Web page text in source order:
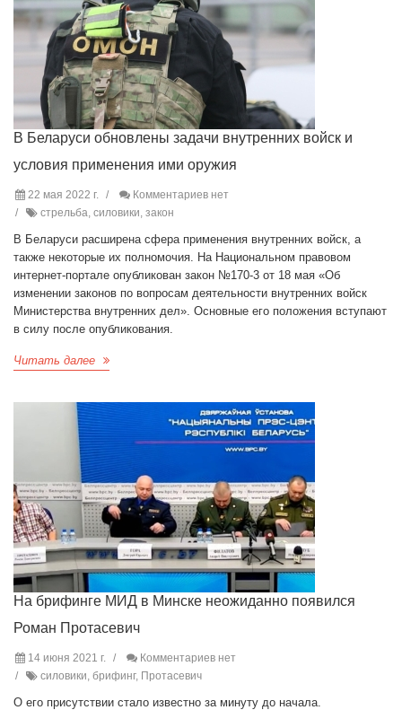
В Беларуси обновлены задачи внутренних войск и
условия применения ими оружия
22 мая 2022 г.
Комментариев нет
стрельба, силовики, закон
В Беларуси расширена сфера применения внутренних войск, а
также некоторые их полномочия. На Национальном правовом
интернет-портале опубликован закон №170-3 от 18 мая «Об
изменении законов по вопросам деятельности внутренних войск
Министерства внутренних дел». Основные его положения вступают
в силу после опубликования.
Читать далее
На брифинге МИД в Минске неожиданно появился
Роман Протасевич
14 июня 2021 г.
Комментариев нет
силовики, брифинг, Протасевич
О его присутствии стало известно за минуту до начала.